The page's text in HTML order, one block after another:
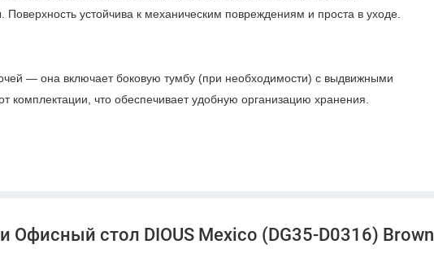
Поверхность устойчива к механическим повреждениям и проста в уходе.
— она включает боковую тумбу (при необходимости) с выдвижными
что обеспечивает удобную организацию хранения.
Офисный стол DIOUS Mexico (DG35-D0316) Brown